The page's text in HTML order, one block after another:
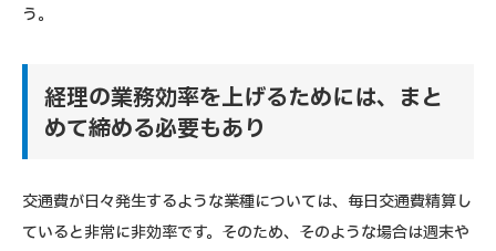
う。
経理の業務効率を上げるためには、まと
めて締める必要もあり
交通費が日々発生するような業種については、毎日交通費精算し
ていると非常に非効率です。そのため、そのような場合は週末や